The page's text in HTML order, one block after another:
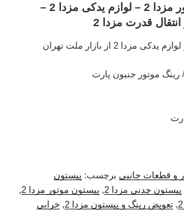
قیمت رینگ موتور مزدا 2 – لوازم یدکی مزدا 2 –
قدرت مزدا 2
2 از بازار ملت تهران
و قطعات جانبی برچسب: پیستون
پیستون چدنی مزدا 2 , پیستون موتور مزدا 2
,
, تعویض رینگ و پیستون مزدا 2 , خرابی